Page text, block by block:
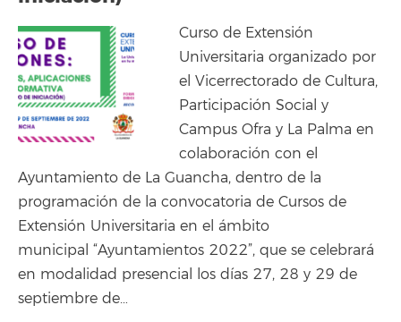
Curso de Extensión
Universitaria organizado por
el Vicerrectorado de Cultura,
Participación Social y
Campus Ofra y La Palma en
colaboración con el
Ayuntamiento de La Guancha, dentro de la
programación de la convocatoria de Cursos de
Extensión Universitaria en el ámbito
municipal “Ayuntamientos 2022”, que se celebrará
en modalidad presencial los días 27, 28 y 29 de
septiembre de…